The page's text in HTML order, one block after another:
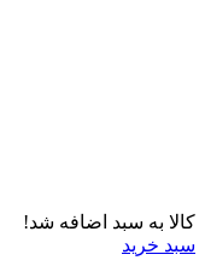
کالا به سبد اضافه شد!
سبد خرید